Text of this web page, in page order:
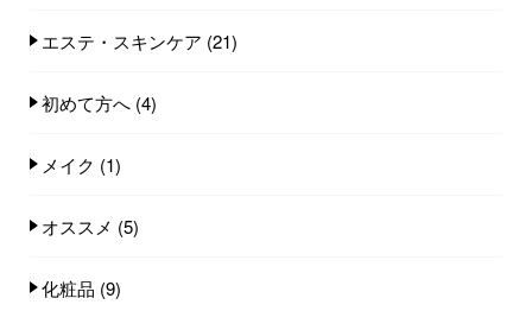
エステ・スキンケア (21)
初めて方へ (4)
メイク (1)
オススメ (5)
化粧品 (9)